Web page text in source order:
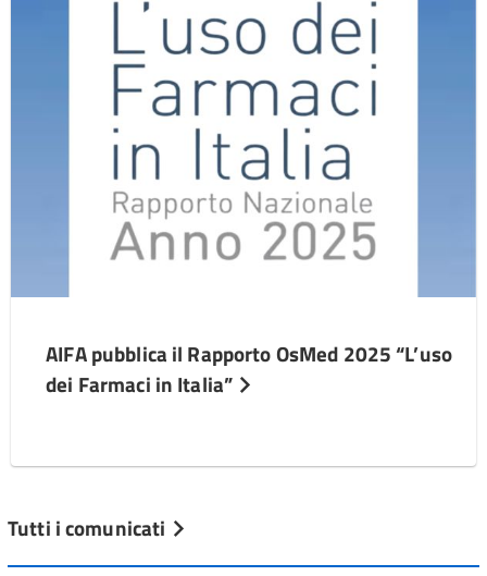
AIFA pubblica il Rapporto OsMed 2025 “L’uso
dei Farmaci in Italia”
Tutti i comunicati